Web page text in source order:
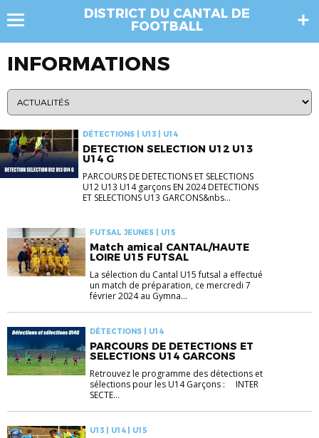
DISTRICT DU CANTAL DE
FOOTBALL
INFORMATIONS
DÉTECTIONS | U13 | U14
DETECTION SELECTION U12 U13
U14 G
PARCOURS DE DETECTIONS ET SELECTIONS
U12 U13 U14 garçons EN 2024 DETECTIONS
ET SELECTIONS U13 GARCONS&nbs...
FUTSAL JEUNES | U15
Match amical CANTAL/HAUTE
LOIRE U15 FUTSAL
La sélection du Cantal U15 futsal a effectué
un match de préparation, ce mercredi 7
février 2024 au Gymna...
DÉTECTIONS | U14
PARCOURS DE DETECTIONS ET
SELECTIONS U14 GARCONS
Retrouvez le programme des détections et
sélections pour les U14 Garçons : INTER
SECTE...
U13 | U14 | U15